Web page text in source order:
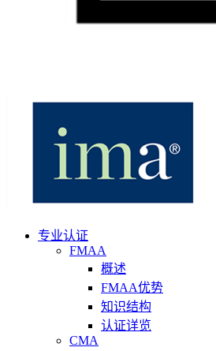
专业认证
FMAA
概述
FMAA优势
知识结构
认证详览
CMA